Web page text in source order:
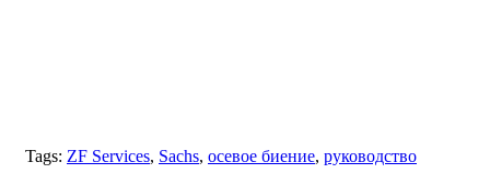
Tags: ZF Services, Sachs, осевое биение, руководство